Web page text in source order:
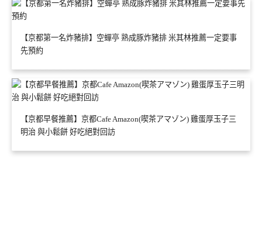
【京都第一名炸豬排】空蟬亭 熟成豚炸豬排 米其林推薦一定要事
先預約
【京都早餐推薦】京都Cafe Amazon(喫茶アマゾン) 雞蛋厚玉子三
明治 與小鬆餅 好吃絕對回訪